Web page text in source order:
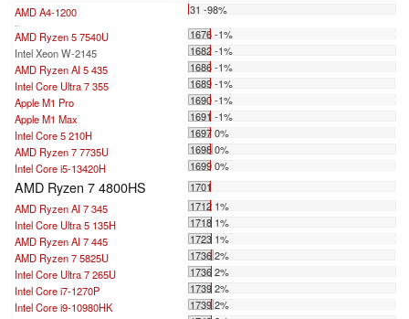
AMD A4-1200 31 -98%
...
AMD Ryzen 5 7540U
1676 -1%
Intel Xeon W-2145
1682 -1%
AMD Ryzen AI 5 435
1686 -1%
Intel Core Ultra 7 355
1689 -1%
Apple M1 Pro
1690 -1%
Apple M1 Max
1691 -1%
Intel Core 5 210H
1697 0%
AMD Ryzen 7 7735U
1698 0%
Intel Core i5-13420H
1699 0%
AMD Ryzen 7 4800HS
1701
AMD Ryzen AI 7 345
1712 1%
Intel Core Ultra 5 135H
1718 1%
AMD Ryzen AI 7 445
1723 1%
AMD Ryzen 7 5825U
1736 2%
Intel Core Ultra 7 265U
1736 2%
Intel Core i7-1270P
1739 2%
Intel Core i9-10980HK
1739 2%